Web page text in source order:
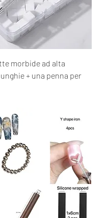
morbide ad alta
+ una penna per